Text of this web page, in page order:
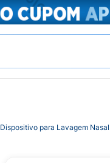
Dispositivo para Lavagem